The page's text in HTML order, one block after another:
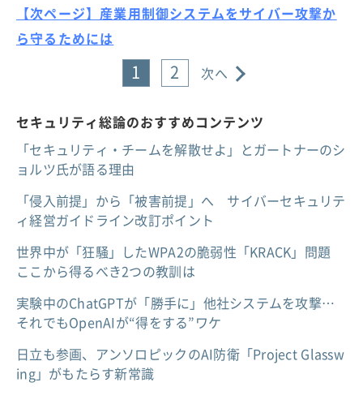
【次ページ】産業用制御システムをサイバー攻撃か
ら守るためには
1 2 次へ
セキュリティ総論のおすすめコンテンツ
「セキュリティ・チームを解散せよ」とガートナーのシ
ョルツ氏が語る理由
「侵入前提」から「被害前提」へ サイバーセキュリテ
ィ経営ガイドライン改訂ポイント
世界中が「狂騒」したWPA2の脆弱性「KRACK」問題
ここから得るべき2つの教訓は
実験中のChatGPTが「勝手に」他社システムを攻撃…
それでもOpenAIが“得をする”ワケ
日立も参画、アンソロピックのAI防衛「Project Glassw
ing」がもたらす新常識